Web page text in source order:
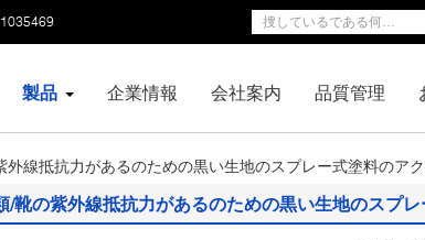
製品 企業情報 会社案内 品質管理
外線抵抗力があるのための黒い生地のスプレー式塗料のア
/靴の紫外線抵抗力があるのための黒い生地のスプ